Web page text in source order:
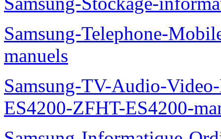
Samsung-Telephone-
manuels
Samsung-TV-Audio-
ES4200-ZFHT-ES4200-